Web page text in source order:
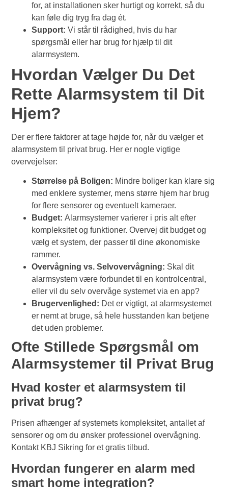
for, at installationen sker hurtigt og korrekt, så du
kan føle dig tryg fra dag ét.
Support: Vi står til rådighed, hvis du har
spørgsmål eller har brug for hjælp til dit
alarmsystem.
Hvordan Vælger Du Det
Rette Alarmsystem til Dit
Hjem?
Der er flere faktorer at tage højde for, når du vælger et
alarmsystem til privat brug. Her er nogle vigtige
overvejelser:
Størrelse på Boligen: Mindre boliger kan klare sig
med enklere systemer, mens større hjem har brug
for flere sensorer og eventuelt kameraer.
Budget:Alarmsystemer varierer i pris alt efter
kompleksitet og funktioner. Overvej dit budget og
vælg et system, der passer til dine økonomiske
rammer.
Overvågning vs. Selvovervågning: Skal dit
alarmsystem være forbundet til en kontrolcentral,
eller vil du selv overvåge systemet via en app?
Brugervenlighed: Det er vigtigt, at alarmsystemet
er nemt at bruge, så hele husstanden kan betjene
det uden problemer.
Ofte Stillede Spørgsmål om
Alarmsystemer til Privat Brug
Hvad koster et alarmsystem til
privat brug?
Prisen afhænger af systemets kompleksitet, antallet af
sensorer og om du ønsker professionel overvågning.
Kontakt KBJ Sikring for et gratis tilbud.
Hvordan fungerer en alarm med
smart home integration?